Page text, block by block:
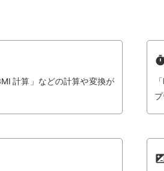
計算」などの計算や変換が